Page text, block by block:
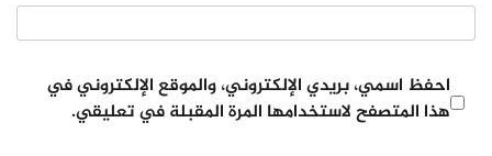
احفظ اسمي، بريدي الإلكتروني، والموقع الإلكتروني في
هذا المتصفح لاستخدامها المرة المقبلة في تعليقي.